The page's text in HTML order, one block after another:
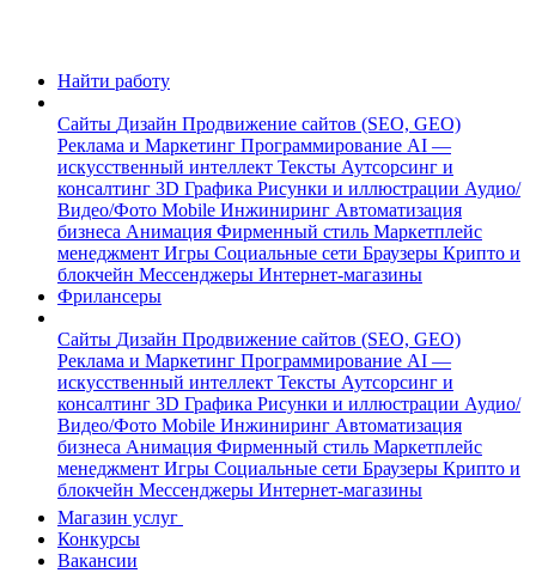
Найти работу
Сайты Дизайн Продвижение сайтов (SEO, GEO)
Реклама и Маркетинг Программирование AI —
искусственный интеллект Тексты Аутсорсинг и
консалтинг 3D Графика Рисунки и иллюстрации Аудио/
Видео/Фото Mobile Инжиниринг Автоматизация
бизнеса Анимация Фирменный стиль Маркетплейс
менеджмент Игры Социальные сети Браузеры Крипто и
блокчейн Мессенджеры Интернет-магазины
Фрилансеры
Сайты Дизайн Продвижение сайтов (SEO, GEO)
Реклама и Маркетинг Программирование AI —
искусственный интеллект Тексты Аутсорсинг и
консалтинг 3D Графика Рисунки и иллюстрации Аудио/
Видео/Фото Mobile Инжиниринг Автоматизация
бизнеса Анимация Фирменный стиль Маркетплейс
менеджмент Игры Социальные сети Браузеры Крипто и
блокчейн Мессенджеры Интернет-магазины
Магазин услуг
Конкурсы
Вакансии